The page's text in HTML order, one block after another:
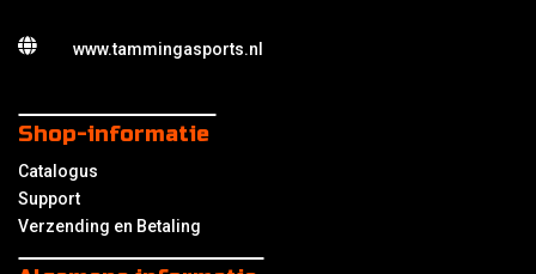
www.tammingasports.nl
Shop-informatie
Catalogus
Support
Verzending en Betaling